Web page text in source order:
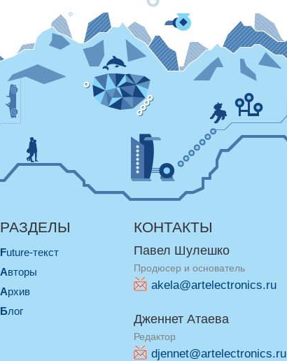
РАЗДЕЛЫ
Future-текст
Авторы
Архив
Блог
КОНТАКТЫ
Павел Шулешко
Продюсер и основатель
akela@artelectronics.ru
Дженнет Атаева
Редактор
djennet@artelectronics.ru